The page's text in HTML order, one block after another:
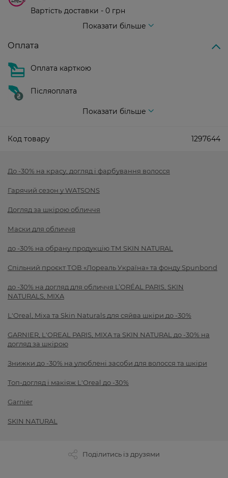
Вартість доставки - 0 грн
Показати більше
Оплата
Оплата карткою
Післяоплата
Показати більше
Код товару 1297644
До -30% на красу, догляд і фарбування волосся
Гарячий сезон у WATSONS
Догляд за шкірою обличчя
Маски для обличчя
до -30% на обрану продукцію ТМ SKIN NATURAL
Спільний проєкт ТОВ «Лореаль Україна» та фонду Spunbond
до -30% на догляд для обличчя L’ORÉAL PARIS, SKIN
NATURALS, MIXA
L'Oreal, Mixa та Skin Naturals для сяйва шкіри до -30%
GARNIER, L'OREAL PARIS, MIXA та SKIN NATURAL до -30% на
догляд за шкірою
Знижки до -30% на улюблені засоби для волосся та шкіри
Топ-догляд і макіяж L'Oreal до -30%
Garnier
SKIN NATURAL
Поділитись із друзями